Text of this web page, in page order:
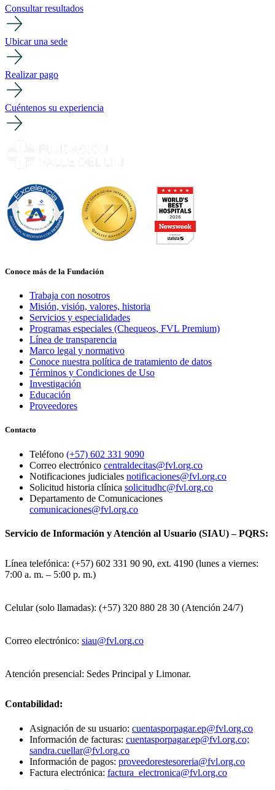
Consultar resultados
Ubicar una sede
Realizar pago
Cuéntenos su experiencia
Conoce más de la Fundación
Trabaja con nosotros
Misión, visión, valores, historia
Servicios y especialidades
Programas especiales (Chequeos, FVL Premium)
Línea de transparencia
Marco legal y normativo
Conoce nuestra política de tratamiento de datos
Términos y Condiciones de Uso
Investigación
Educación
Proveedores
Contacto
Teléfono (+57) 602 331 9090
Correo electrónico centraldecitas@fvl.org.co
Notificaciones judiciales notificaciones@fvl.org.co
Solicitud historia clínica solicitudhc@fvl.org.co
Departamento de Comunicaciones
comunicaciones@fvl.org.co
Servicio de Información y Atención al Usuario (SIAU) – PQRS:
Línea telefónica: (+57) 602 331 90 90, ext. 4190 (lunes a viernes:
7:00 a. m. – 5:00 p. m.)
Celular (solo llamadas): (+57) 320 880 28 30 (Atención 24/7)
Correo electrónico: siau@fvl.org.co
Atención presencial: Sedes Principal y Limonar.
Contabilidad:
Asignación de su usuario: cuentasporpagar.ep@fvl.org.co
Información de facturas: cuentasporpagar.ep@fvl.org.co;
sandra.cuellar@fvl.org.co
Información de pagos: proveedorestesoreria@fvl.org.co
Factura electrónica: factura_electronica@fvl.org.co